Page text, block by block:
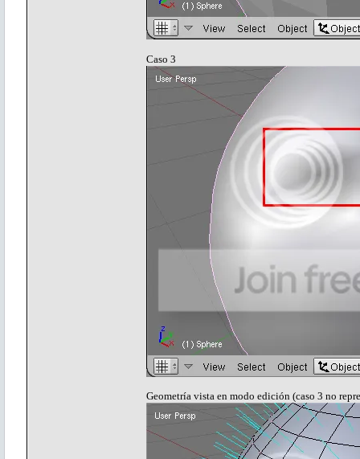
Caso 3
Geometría vista en modo edición (caso 3 no